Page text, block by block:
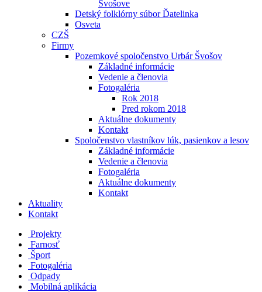
Švošove
Detský folklórny súbor Ďatelinka
Osveta
CZŠ
Firmy
Pozemkové spoločenstvo Urbár Švošov
Základné informácie
Vedenie a členovia
Fotogaléria
Rok 2018
Pred rokom 2018
Aktuálne dokumenty
Kontakt
Spoločenstvo vlastníkov lúk, pasienkov a lesov
Základné informácie
Vedenie a členovia
Fotogaléria
Aktuálne dokumenty
Kontakt
Aktuality
Kontakt
Projekty
Farnosť
Šport
Fotogaléria
Odpady
Mobilná aplikácia